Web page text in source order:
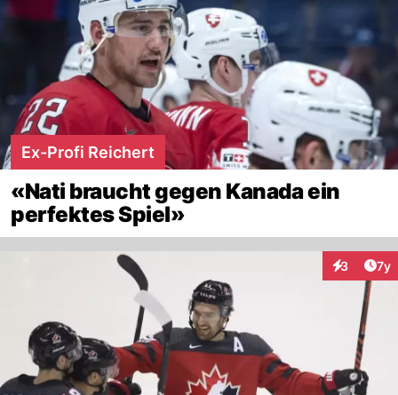
Ex-Profi Reichert
«Nati braucht gegen Kanada ein
perfektes Spiel»
3 7y